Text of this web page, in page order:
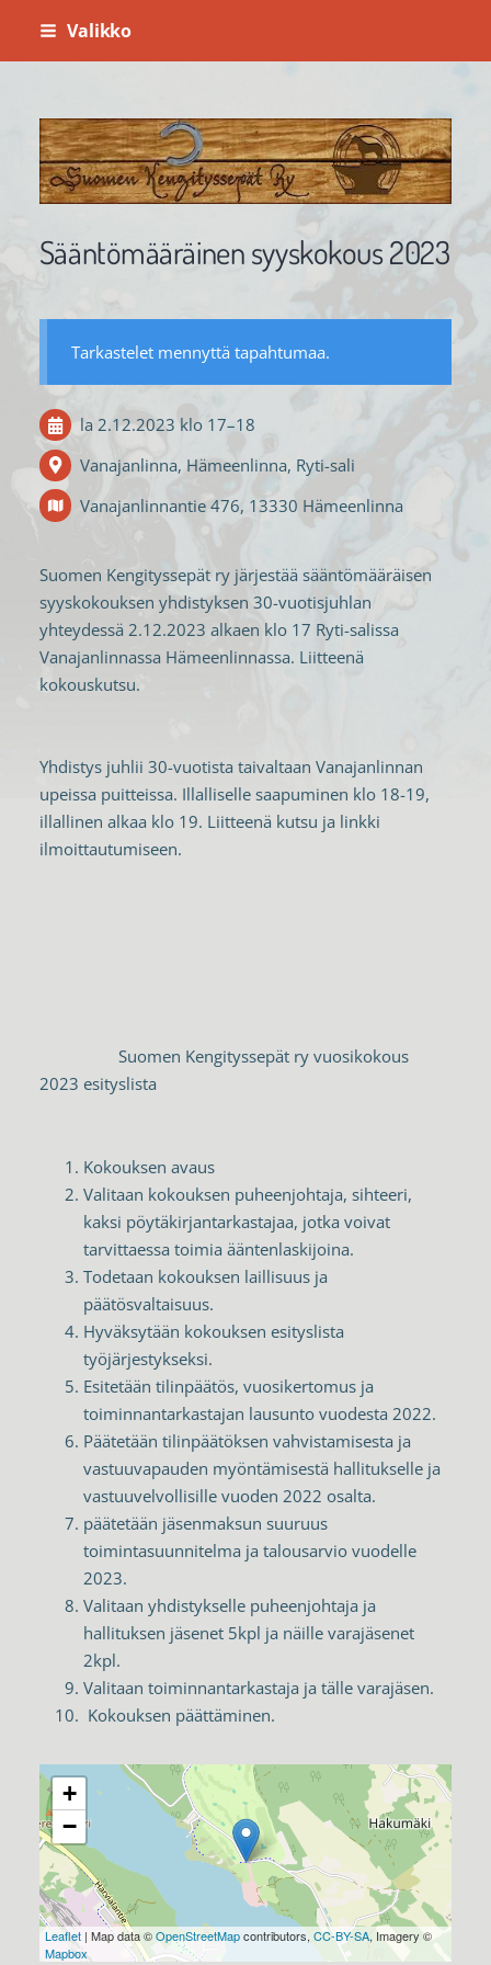
Siirry
Valikko
Suomenkengityssepät ry
Sääntömääräinen syyskokous 2023
Tarkastelet mennyttä tapahtumaa.
la 2.12.2023 klo 17–18
Vanajanlinna, Hämeenlinna, Ryti-sali
Vanajanlinnantie 476, 13330 Hämeenlinna
Suomen Kengityssepät ry järjestää sääntömääräisen
syyskokouksen yhdistyksen 30-vuotisjuhlan
yhteydessä 2.12.2023 alkaen klo 17 Ryti-salissa
Vanajanlinnassa Hämeenlinnassa. Liitteenä
kokouskutsu.
Yhdistys juhlii 30-vuotista taivaltaan Vanajanlinnan
upeissa puitteissa. Illalliselle saapuminen klo 18-19,
illallinen alkaa klo 19. Liitteenä kutsu ja linkki
ilmoittautumiseen.
Suomen Kengityssepät ry vuosikokous
2023 esityslista
Kokouksen avaus
Valitaan kokouksen puheenjohtaja, sihteeri,
kaksi pöytäkirjantarkastajaa, jotka voivat
tarvittaessa toimia ääntenlaskijoina.
Todetaan kokouksen laillisuus ja
päätösvaltaisuus.
Hyväksytään kokouksen esityslista
työjärjestykseksi.
Esitetään tilinpäätös, vuosikertomus ja
toiminnantarkastajan lausunto vuodesta 2022.
Päätetään tilinpäätöksen vahvistamisesta ja
vastuuvapauden myöntämisestä hallitukselle ja
vastuuvelvollisille vuoden 2022 osalta.
päätetään jäsenmaksun suuruus
toimintasuunnitelma ja talousarvio vuodelle
2023.
Valitaan yhdistykselle puheenjohtaja ja
hallituksen jäsenet 5kpl ja näille varajäsenet
2kpl.
Valitaan toiminnantarkastaja ja tälle varajäsen.
Kokouksen päättäminen.
+
−
Leaflet| Map data ©OpenStreetMapcontributors, CC-BY-SA, Imagery ©
Mapbox